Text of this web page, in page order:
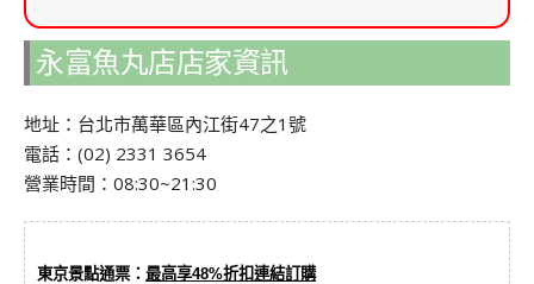
永富魚丸店店家資訊
地址：台北市萬華區內江街47之1號
電話：(02) 2331 3654
營業時間：08:30~21:30
東京景點通票： 最高享48%折扣連結訂購